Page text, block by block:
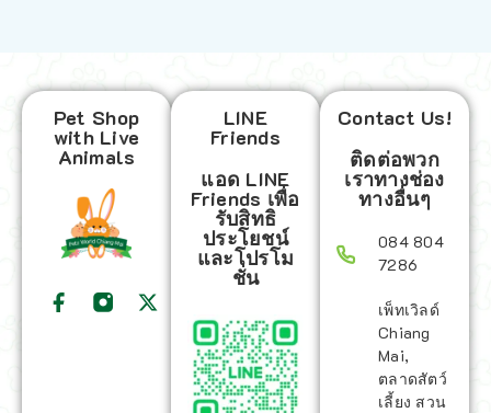
Pet Shop
with Live
Animals
LINE
Friends
แอด LINE
Friends เพื่อ
รับสิทธิ
ประโยชน์
และโปรโม
ชั่น
Contact Us!
ติดต่อพวก
เราทางช่อง
ทางอื่นๆ
084 804
7286
เพ็ทเวิลด์
Chiang
Mai,
ตลาดสัตว์
เลี้ยง สวน